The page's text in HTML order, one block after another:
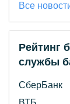
Все
Рейтинг
службы
СберБанк